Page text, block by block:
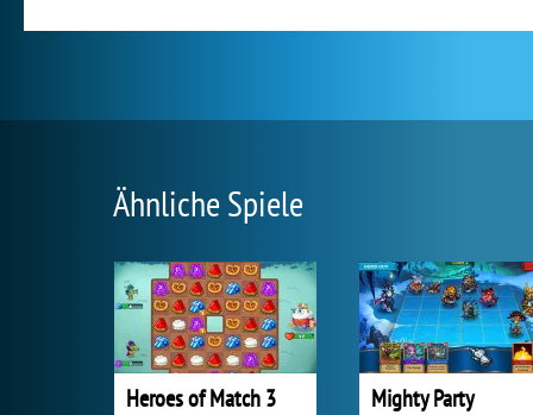
Ähnliche Spiele
Heroes of Match 3 Mighty Party